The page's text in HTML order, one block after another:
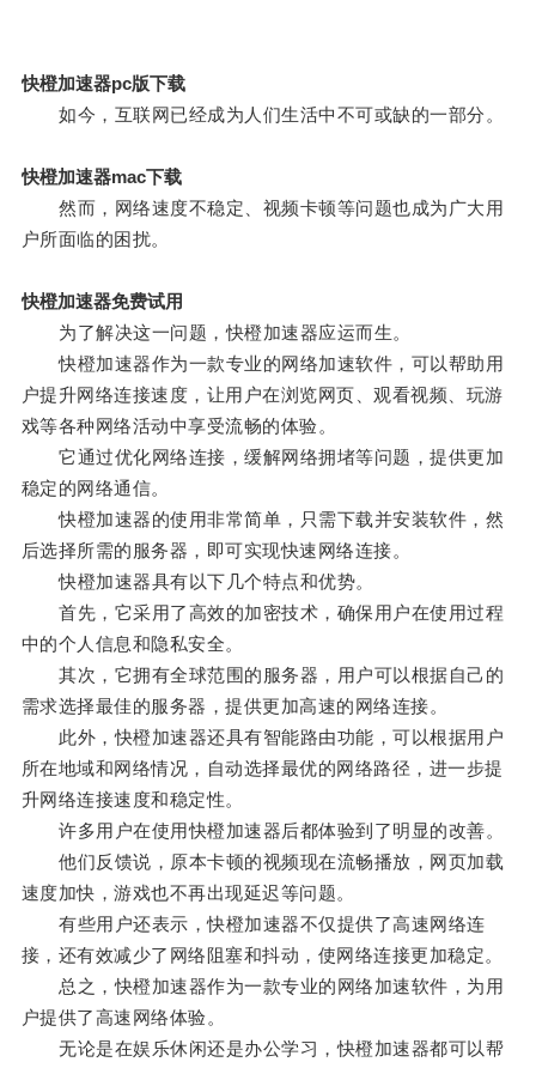
快橙加速器pc版下载
如今，互联网已经成为人们生活中不可或缺的一部分。
快橙加速器mac下载
然而，网络速度不稳定、视频卡顿等问题也成为广大用
户所面临的困扰。
快橙加速器免费试用
为了解决这一问题，快橙加速器应运而生。
快橙加速器作为一款专业的网络加速软件，可以帮助用
户提升网络连接速度，让用户在浏览网页、观看视频、玩游
戏等各种网络活动中享受流畅的体验。
它通过优化网络连接，缓解网络拥堵等问题，提供更加
稳定的网络通信。
快橙加速器的使用非常简单，只需下载并安装软件，然
后选择所需的服务器，即可实现快速网络连接。
快橙加速器具有以下几个特点和优势。
首先，它采用了高效的加密技术，确保用户在使用过程
中的个人信息和隐私安全。
其次，它拥有全球范围的服务器，用户可以根据自己的
需求选择最佳的服务器，提供更加高速的网络连接。
此外，快橙加速器还具有智能路由功能，可以根据用户
所在地域和网络情况，自动选择最优的网络路径，进一步提
升网络连接速度和稳定性。
许多用户在使用快橙加速器后都体验到了明显的改善。
他们反馈说，原本卡顿的视频现在流畅播放，网页加载
速度加快，游戏也不再出现延迟等问题。
有些用户还表示，快橙加速器不仅提供了高速网络连
接，还有效减少了网络阻塞和抖动，使网络连接更加稳定。
总之，快橙加速器作为一款专业的网络加速软件，为用
户提供了高速网络体验。
无论是在娱乐休闲还是办公学习，快橙加速器都可以帮